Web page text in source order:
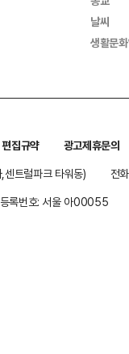
날씨
생활문
편집규약
광고제휴문의
트럴파크 타워동)
전
등록번호: 서울 아00055